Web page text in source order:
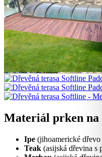
Materiál prken na
Ipe (jihoamerické
Teak (asijská dřevina s